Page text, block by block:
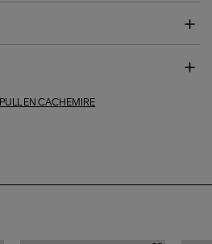
PULL EN CACHEMIRE